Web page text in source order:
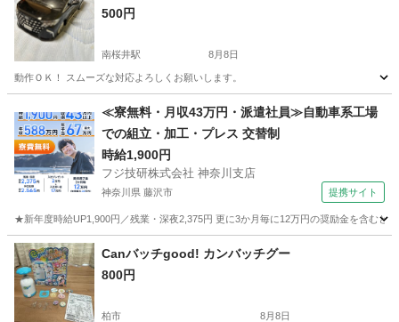
500円
南桜井駅 8月8日
動作ＯＫ！ スムーズな対応よろしくお願いします。
南桜井駅 ラジコン
≪寮無料・月収43万円・派遣社員≫自動車系工場
での組立・加工・プレス 交替制
時給1,900円
フジ技研株式会社 神奈川支店
神奈川県 藤沢市 提携サイト
★新年度時給UP1,900円／残業・深夜2,375円 更に3か月毎に12万円の奨励金を含む
神奈川 藤沢市 その他
Canバッチgood! カンバッチグー
800円
柏市 8月8日